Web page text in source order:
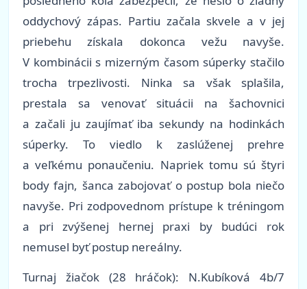
oddychový zápas. Partiu začala skvele a v jej
priebehu získala dokonca vežu navyše.
V kombinácii s mizerným časom súperky stačilo
trocha trpezlivosti. Ninka sa však splašila,
prestala sa venovať situácii na šachovnici
a začali ju zaujímať iba sekundy na hodinkách
súperky. To viedlo k zaslúženej prehre
a veľkému ponaučeniu. Napriek tomu sú štyri
body fajn, šanca zabojovať o postup bola niečo
navyše. Pri zodpovednom prístupe k tréningom
a pri zvýšenej hernej praxi by budúci rok
nemusel byť postup nereálny.
Turnaj žiačok (28 hráčok): N.Kubíková 4b/7